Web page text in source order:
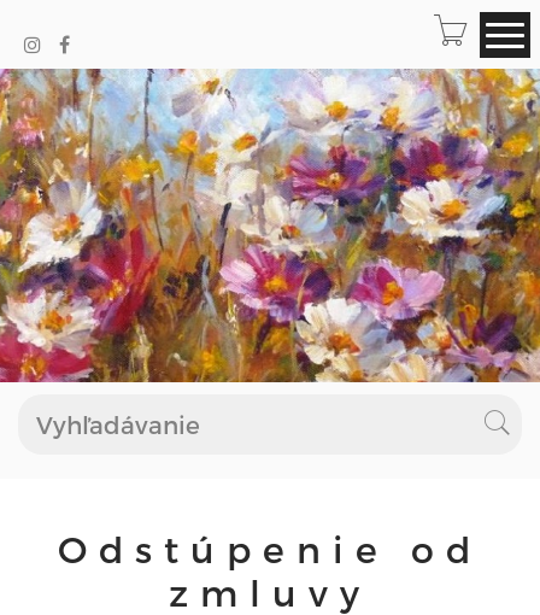
Odstúpenie od
zmluvy